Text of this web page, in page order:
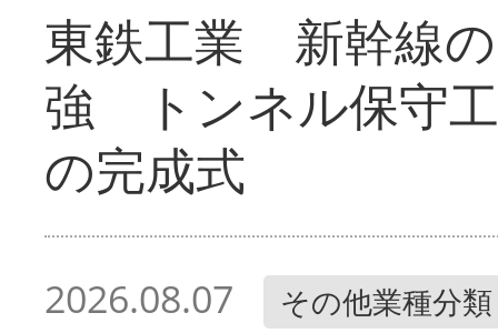
東鉄工業 新幹線
強 トンネル保守
の完成式
2026.08.07 その他業種分類